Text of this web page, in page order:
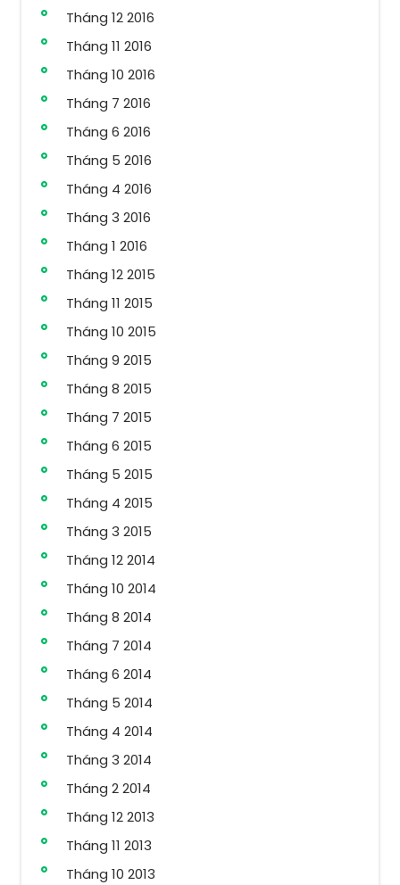
Tháng 12 2016
Tháng 11 2016
Tháng 10 2016
Tháng 7 2016
Tháng 6 2016
Tháng 5 2016
Tháng 4 2016
Tháng 3 2016
Tháng 1 2016
Tháng 12 2015
Tháng 11 2015
Tháng 10 2015
Tháng 9 2015
Tháng 8 2015
Tháng 7 2015
Tháng 6 2015
Tháng 5 2015
Tháng 4 2015
Tháng 3 2015
Tháng 12 2014
Tháng 10 2014
Tháng 8 2014
Tháng 7 2014
Tháng 6 2014
Tháng 5 2014
Tháng 4 2014
Tháng 3 2014
Tháng 2 2014
Tháng 12 2013
Tháng 11 2013
Tháng 10 2013